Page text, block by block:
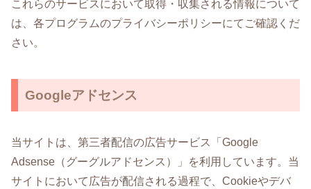
これらのサービスにおいて取得・収集される情報について
は、各プログラムのプライバシーポリシーにてご確認くだ
さい。
Googleアドセンス
当サイトは、第三者配信の広告サービス「Google
Adsense（グーグルアドセンス）」を利用しています。当
サイトにおいて広告が配信される過程で、Cookieやデバ